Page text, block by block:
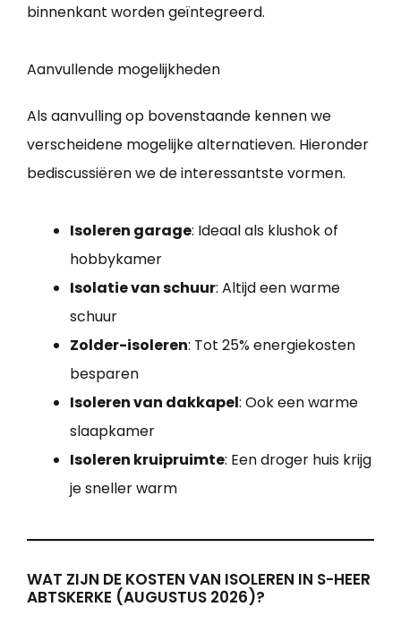
binnenkant worden geïntegreerd.
Aanvullende mogelijkheden
Als aanvulling op bovenstaande kennen we
verscheidene mogelijke alternatieven. Hieronder
bediscussiëren we de interessantste vormen.
Isoleren garage: Ideaal als klushok of
hobbykamer
Isolatie van schuur: Altijd een warme
schuur
Zolder-isoleren: Tot 25% energiekosten
besparen
Isoleren van dakkapel: Ook een warme
slaapkamer
Isoleren kruipruimte: Een droger huis krijg
je sneller warm
WAT ZIJN DE KOSTEN VAN ISOLEREN IN S-HEER
ABTSKERKE (AUGUSTUS 2026)?